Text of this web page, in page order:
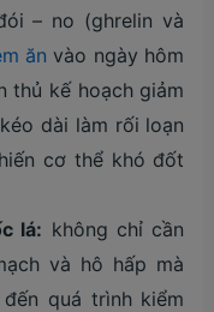
– no (ghrelin và
ăn vào ngày hôm
thủ kế hoạch giảm
dài làm rối loạn
cơ thể khó đốt
lá: không chỉ cần
và hô hấp mà
quá trình kiểm